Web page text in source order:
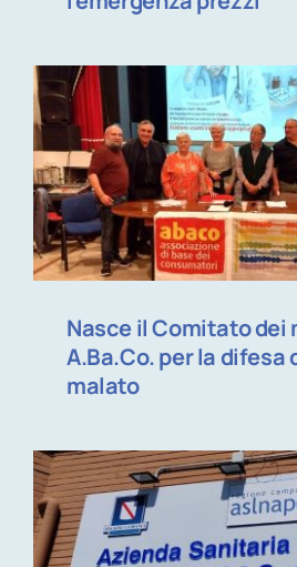
Nasce il Comitato dei
A.Ba.Co. per la
malato